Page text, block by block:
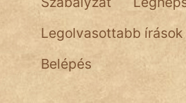
NapHold
Név nélkül
pszichopati
szegény legény
Legolvasottabb írások
Belépés